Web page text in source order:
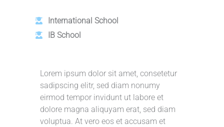
International School
IB School
Lorem ipsum dolor sit amet, consetetur
sadipscing elitr, sed diam nonumy
eirmod tempor invidunt ut labore et
dolore magna aliquyam erat, sed diam
voluptua. At vero eos et accusam et